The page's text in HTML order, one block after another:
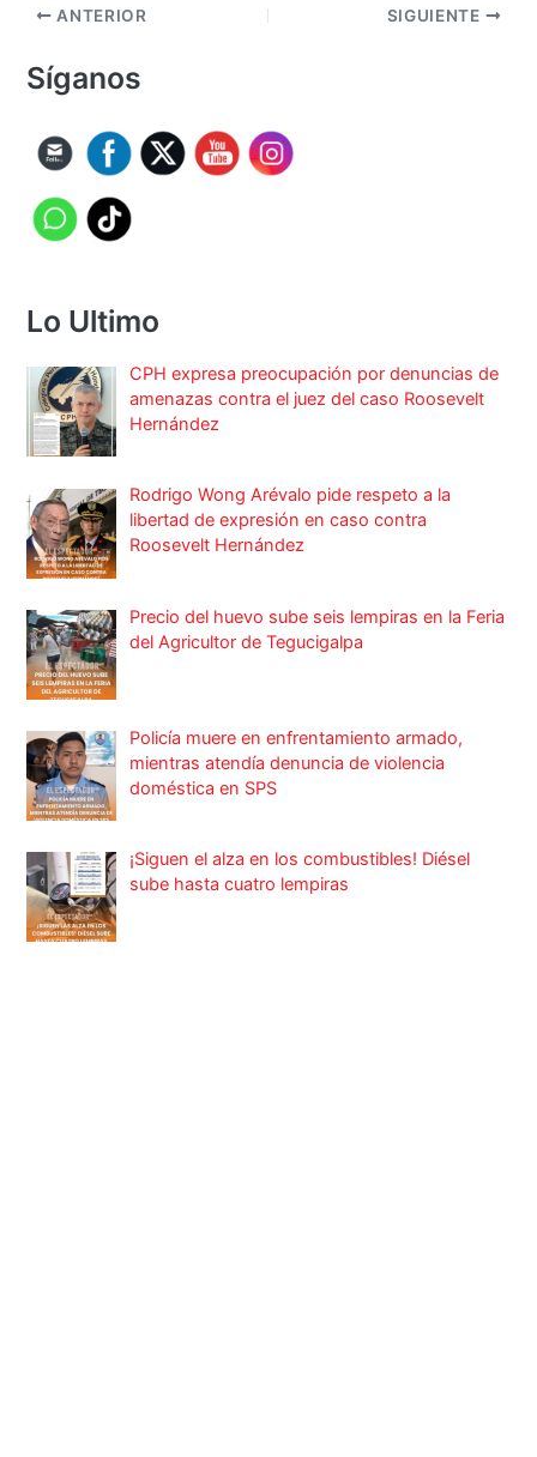
ANTERIOR SIGUIENTE
Síganos
Lo Ultimo
CPH expresa preocupación por denuncias de
amenazas contra el juez del caso Roosevelt
Hernández
Rodrigo Wong Arévalo pide respeto a la
libertad de expresión en caso contra
Roosevelt Hernández
Precio del huevo sube seis lempiras en la Feria
del Agricultor de Tegucigalpa
Policía muere en enfrentamiento armado,
mientras atendía denuncia de violencia
doméstica en SPS
¡Siguen el alza en los combustibles! Diésel
sube hasta cuatro lempiras